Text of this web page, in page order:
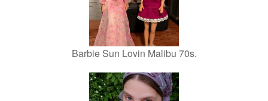
Barbie Sun Lovin Malibu 70s.